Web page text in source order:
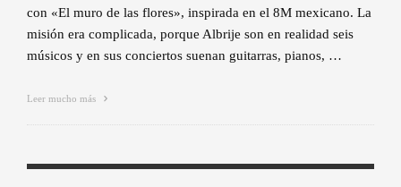
con «El muro de las flores», inspirada en el 8M mexicano. La
misión era complicada, porque Albrije son en realidad seis
músicos y en sus conciertos suenan guitarras, pianos, …
Leer mucho más